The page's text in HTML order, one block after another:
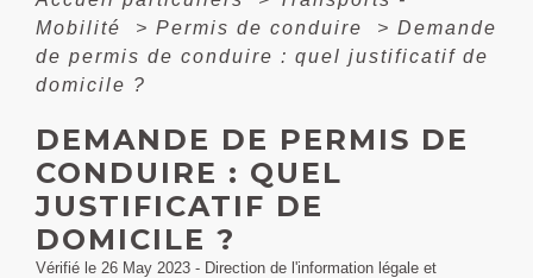
Mobilité
> Permis de conduire > Demande
de permis de conduire : quel justificatif de
domicile ?
DEMANDE DE PERMIS DE
CONDUIRE : QUEL
JUSTIFICATIF DE
DOMICILE ?
Vérifié le 26 May 2023 - Direction de l'information légale et